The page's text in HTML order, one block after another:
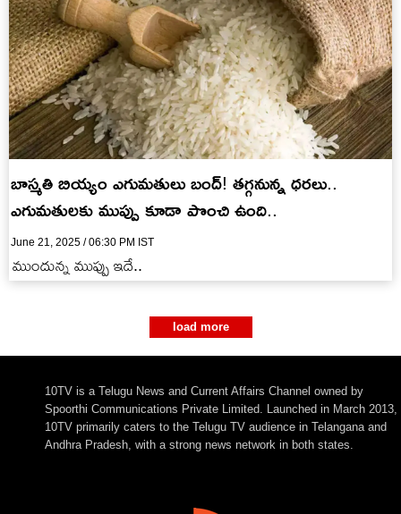
బాస్మతి బియ్యం ఎగుమతులు బంద్! తగ్గనున్న ధరలు..
ఎగుమతులకు ముప్పు కూడా పొంచి ఉంది..
June 21, 2025 / 06:30 PM IST
ముందున్న ముప్పు ఇదే..
load more
10TV is a Telugu News and Current Affairs Channel owned by
Spoorthi Communications Private Limited. Launched in March 2013,
10TV primarily caters to the Telugu TV audience in Telangana and
Andhra Pradesh, with a strong news network in both states.